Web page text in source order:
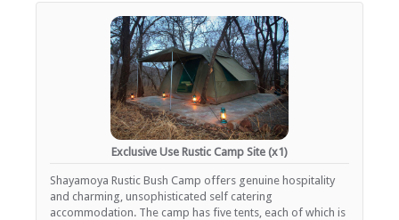
ESSEN UND TRINKEN
Braai / Grill (BBQ)
Exclusive Use Rustic Camp Site (x1)
Shayamoya Rustic Bush Camp offers genuine hospitality
and charming, unsophisticated self catering
accommodation. The camp has five tents, each of which is